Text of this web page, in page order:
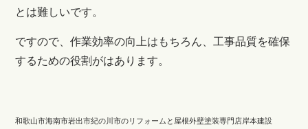
とは難しいです。
ですので、作業効率の向上はもちろん、工事品質を確保
するための役割がはあります。
和歌山市海南市岩出市紀の川市のリフォームと屋根外壁塗装専門店岸本建設